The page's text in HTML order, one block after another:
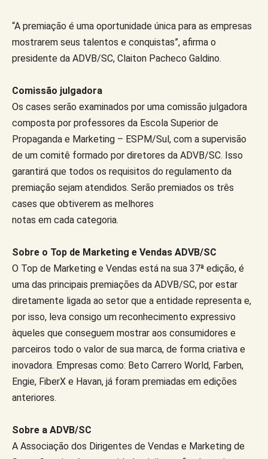
“A premiação é uma oportunidade única para as empresas
mostrarem seus talentos e conquistas”, afirma o
presidente da ADVB/SC, Claiton Pacheco Galdino.
Comissão julgadora
Os cases serão examinados por uma comissão julgadora
composta por professores da Escola Superior de
Propaganda e Marketing – ESPM/Sul, com a supervisão
de um comitê formado por diretores da ADVB/SC. Isso
garantirá que todos os requisitos do regulamento da
premiação sejam atendidos. Serão premiados os três
cases que obtiverem as melhores
notas em cada categoria.
Sobre o Top de Marketing e Vendas ADVB/SC
O Top de Marketing e Vendas está na sua 37ª edição, é
uma das principais premiações da ADVB/SC, por estar
diretamente ligada ao setor que a entidade representa e,
por isso, leva consigo um reconhecimento expressivo
àqueles que conseguem mostrar aos consumidores e
parceiros todo o valor de sua marca, de forma criativa e
inovadora. Empresas como: Beto Carrero World, Farben,
Engie, FiberX e Havan, já foram premiadas em edições
anteriores.
Sobre a ADVB/SC
A Associação dos Dirigentes de Vendas e Marketing de